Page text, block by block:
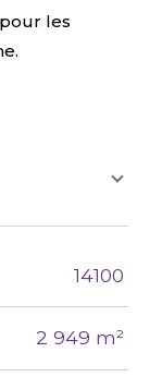
les
14100
2 949 m²